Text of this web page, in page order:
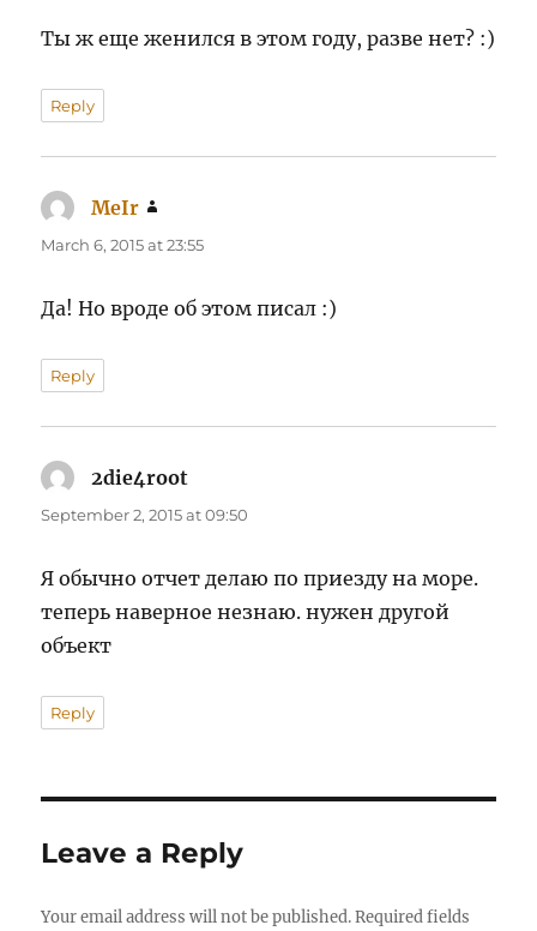
Ты ж еще женился в этом году, разве нет? :)
Reply
MeIr
March 6, 2015 at 23:55
Да! Но вроде об этом писал :)
Reply
2die4root
September 2, 2015 at 09:50
Я обычно отчет делаю по приезду на море.
теперь наверное незнаю. нужен другой
объект
Reply
Leave a Reply
Your email address will not be published. Required fields